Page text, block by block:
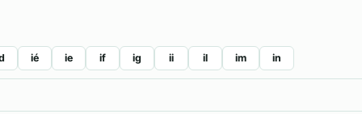
ié ie if ig ii il im in